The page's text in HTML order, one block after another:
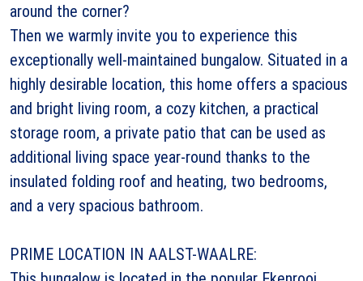
around the corner?
Then we warmly invite you to experience this
exceptionally well-maintained bungalow. Situated in a
highly desirable location, this home offers a spacious
and bright living room, a cozy kitchen, a practical
storage room, a private patio that can be used as
additional living space year-round thanks to the
insulated folding roof and heating, two bedrooms,
and a very spacious bathroom.
PRIME LOCATION IN AALST-WAALRE: